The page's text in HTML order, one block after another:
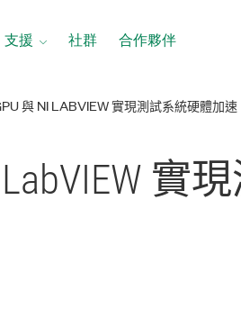
支援 社群 合作夥伴
與 NI LABVIEW 實現測試系統硬體加速
實現